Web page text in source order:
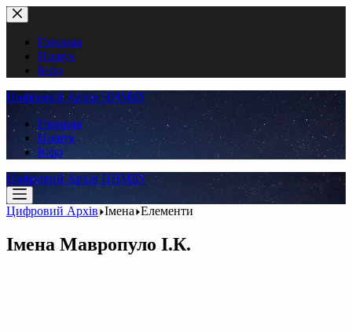
Перейти
до
вмістуГоловна
Пошук
Інфо
Цифровий Архів ННМБУ
Головна
Пошук
Інфо
Цифровий Архів ННМБУ
Цифровий Архів Імена Елементи
Імена Мавропуло І.К.